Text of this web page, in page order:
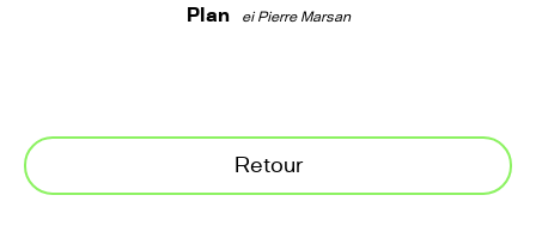
Plan ei Pierre Marsan
Retour